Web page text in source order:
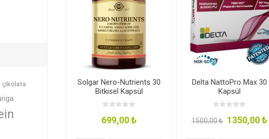
Temizlik Ürünleri
Şeker Yerine
Solgar Nero-Nutrients 30
Bitkisel Kapsül
699,00 ₺
Delta NattoPro Max 30
Kapsül
1500,00 ₺ 1350,00 ₺
çikolata